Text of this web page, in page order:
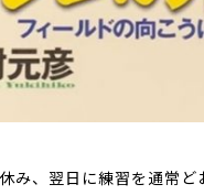
み、翌日に練習を通常ど